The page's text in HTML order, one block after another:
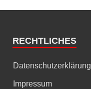
RECHTLICHES
Datenschutzerklärung
Impressum